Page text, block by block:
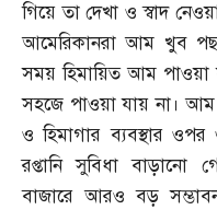
গিয়ে তা দেখা ও স্বাদ
আমেরিকানরা আম খুব
সময় হিমায়িত আম
সহজে পাওয়া যায় না। আম
ও হিমাগার ব্যবস্থার ওপর
রপ্তানি সুবিধা বাড়ানো
বাজারে আরও বড়